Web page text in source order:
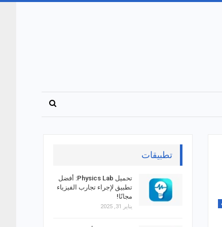
تطبيقات
تحميل Physics Lab: أفضل
تطبيق لإجراء تجارب الفيزياء
مجانًا!
يناير 31, 2025